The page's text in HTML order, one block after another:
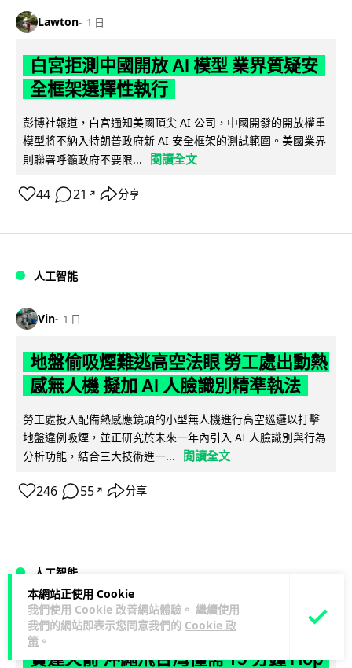
本網站正使用 Cookie
我們使用 Cookie 改善網站體驗。 繼續使用
我們的網站即表示您同意我們的 Cookie 政
策 。
Lawton 1 日
白宮拒測中國開放 AI 模型 業界質疑安
全框架選擇性執行
彭博社報道，白宮通知美國頂尖 AI 公司，中國開發的開放權重
模型將不納入特朗普政府新 AI 安全框架的測試範圍。美國業界
則聯署呼籲政府不要限...
閱讀全文
44 21 ↗ 分享
人工智能
Vin 1 日
地盤偷吸煙難逃高空法眼 勞工處出動熱
感無人機 擬加 AI 人臉識別精準執法
勞工處投入配備熱感應鏡頭的小型無人機進行高空巡邏以打擊
地盤違例吸煙，並正研究於未來一年內引入 AI 人臉識別與行為
分析功能，結合三大技術進一...
閱讀全文
246 55 ↗ 分享
人工智能
Lawton 1 日
貨運火箭 沖繩飛台灣僅需 15 分鐘 Hop